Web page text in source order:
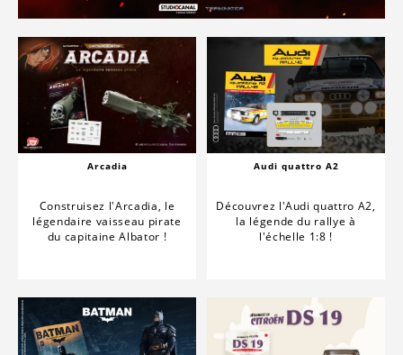
Arcadia
Construisez l'Arcadia, le
légendaire vaisseau pirate
du capitaine Albator !
Audi quattro A2
Découvrez l'Audi quattro A2,
la légende du rallye à
l'échelle 1:8 !